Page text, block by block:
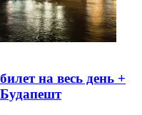
на весь день +